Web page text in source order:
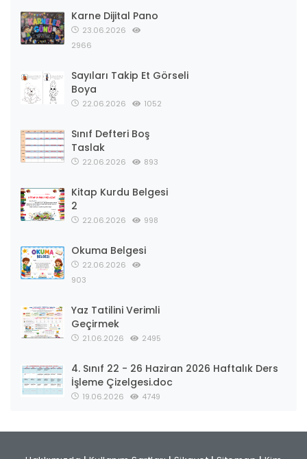
Karne Dijital Pano
23.06.2026
2966
Sayıları Takip Et Görseli
Boya
22.06.2026 1052
Sınıf Defteri Boş
Taslak
22.06.2026 893
Kitap Kurdu Belgesi
2
22.06.2026 998
Okuma Belgesi
22.06.2026
903
Yaz Tatilini Verimli
Geçirmek
21.06.2026 2495
4. Sınıf 22 - 26 Haziran 2026 Haftalık Ders
İşleme Çizelgesi.doc
19.06.2026 4749